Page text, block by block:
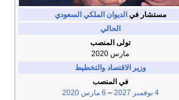
مستشار في الديوان الملكي السعودي
الحالي
تولى المنصب
مارس 2020
وزير الاقتصاد والتخطيط
في المنصب
4 نوفمبر
2027
– 6 مارس
2020